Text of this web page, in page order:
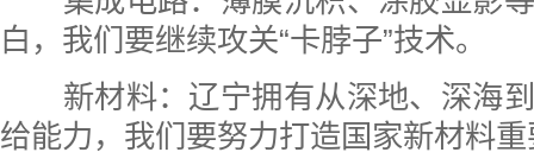
白，我们要继续攻关“卡脖子”技术。
新材料：辽宁拥有从深地、深海到
给能力，我们要努力打造国家新材料